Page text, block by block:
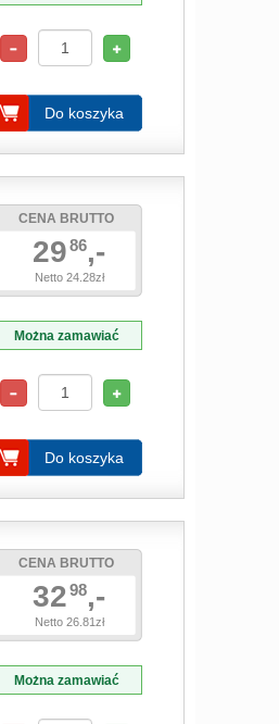
Do koszyka
CENA BRUTTO
29 86,-
Netto 24.28zł
Można zamawiać
Do koszyka
CENA BRUTTO
32 98,-
Netto 26.81zł
Można zamawiać